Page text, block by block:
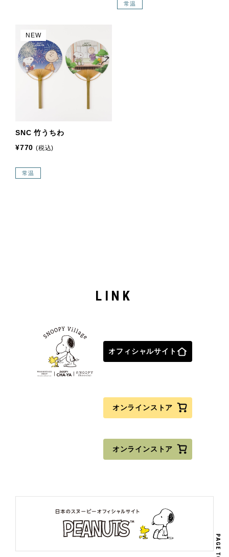
常温
NEW
SNC 竹うちわ
¥770 (税込)
常温
LINK
オフィシャルサイト
オンラインストア
オンラインストア
PAGE TOP